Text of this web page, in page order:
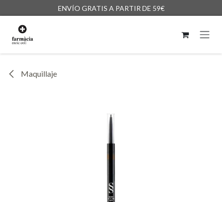
ENVÍO GRATIS A PARTIR DE 59€
Maquillaje